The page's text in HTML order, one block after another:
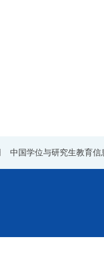
中国学位与研究生教育信